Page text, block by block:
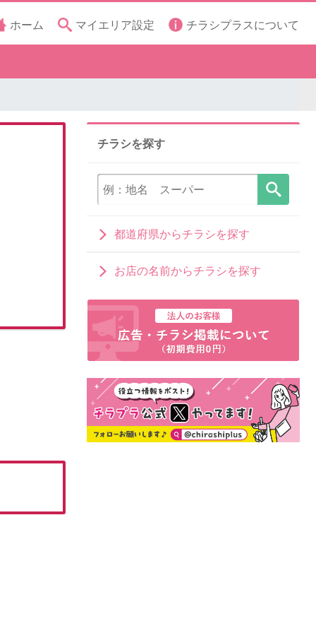
ホーム マイエリア設定 チラシプラスについて
チラシを探す
都道府県からチラシを探す
お店の名前からチラシを探す